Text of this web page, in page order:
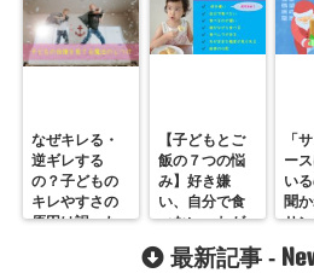
なぜキレる・
逆ギレする
の？子どもの
キレやすさの
原因は誤った
【子どもとご
飯の７つの悩
み】好き嫌
い、自分で食
べない、わが
まま、など
「
ー
い
聞
サ
最新記事 -